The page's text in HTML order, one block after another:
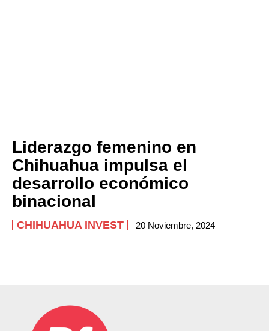
Liderazgo femenino en
Chihuahua impulsa el
desarrollo económico
binacional
CHIHUAHUA INVEST 20 Noviembre, 2024